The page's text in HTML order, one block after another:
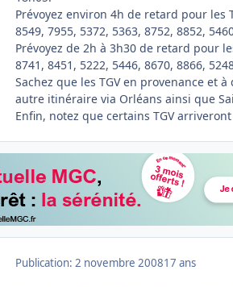
Prévoyez environ 4h de retard pour les
8549, 7955, 5372, 5363, 8752, 8852,
Prévoyez de 2h à 3h30 de retard pour
8741, 8451, 5222, 5446, 8670, 8866,
Sachez que les TGV en provenance et
autre itinéraire via Orléans ainsi que
Enfin, notez que certains TGV
Publication: 2 novembre 200817 ans